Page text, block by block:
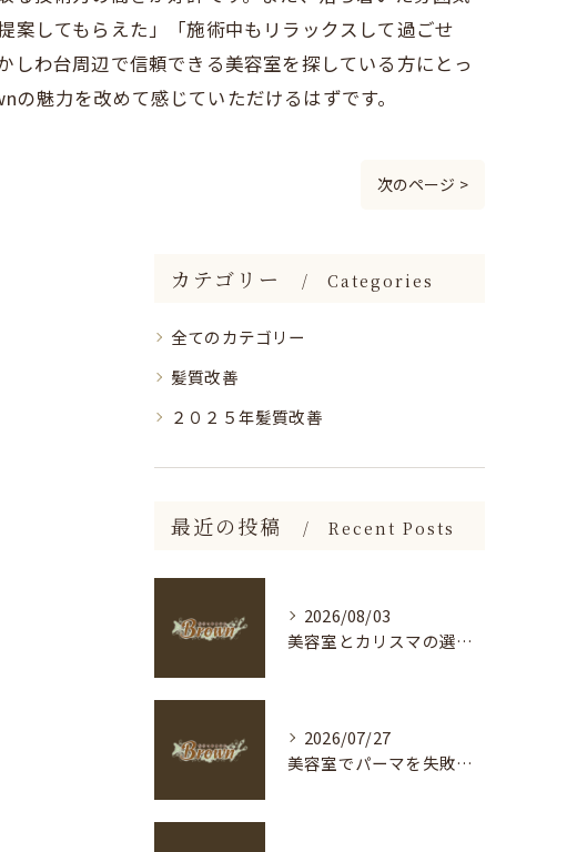
案してもらえた」「施術中もリラックスして過ごせ
わ台周辺で信頼できる美容室を探している方にとっ
魅力を改めて感じていただけるはずです。
次のページ >
カテゴリー Categories
全てのカテゴリー
髪質改善
２０２５年髪質改善
最近の投稿 Recent Posts
2026/08/03
美容室とカリスマの選び方を神奈川県海老名市足柄下郡箱根町で徹底解説
2026/07/27
美容室でパーマを失敗しないための長持ち＆ダメージケア完全ガイド